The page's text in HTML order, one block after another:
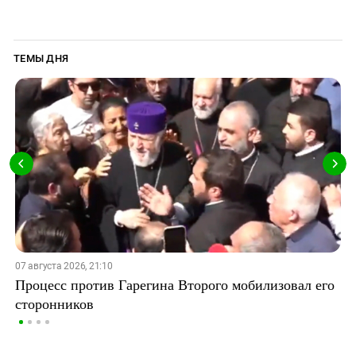
ТЕМЫ ДНЯ
07 августа 2026, 21:10
Процесс против Гарегина Второго мобилизовал его
сторонников